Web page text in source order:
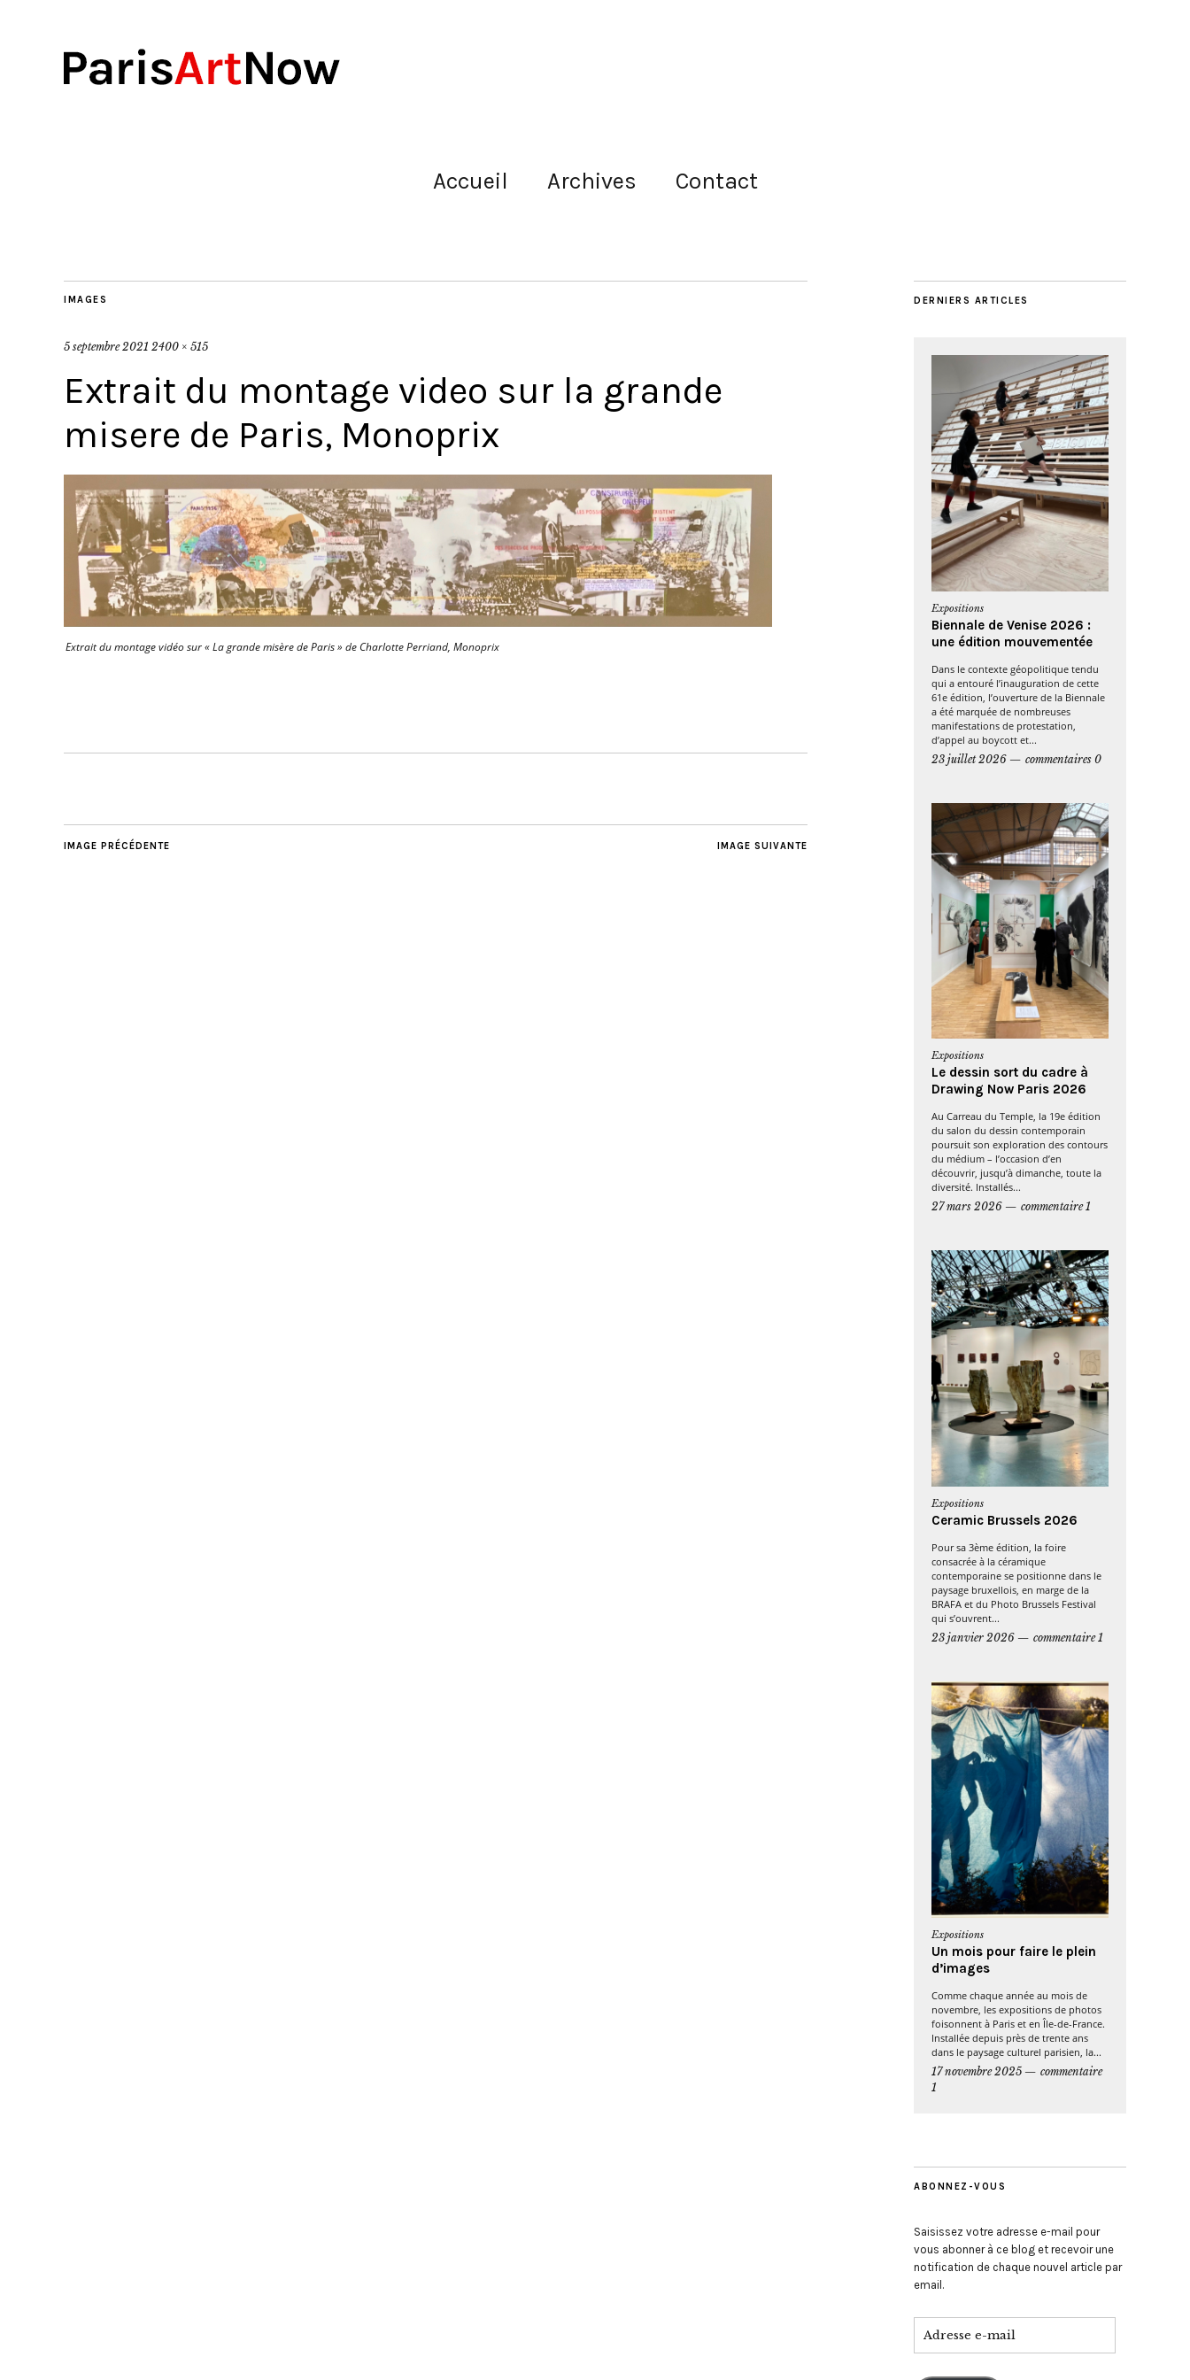
Accueil Archives Contact
IMAGES
5 septembre 2021 2400 × 515
Extrait du montage video sur la grande
misere de Paris, Monoprix
Extrait du montage vidéo sur « La grande misère de Paris » de Charlotte Perriand, Monoprix
IMAGE SUIVANTE
IMAGE PRÉCÉDENTE
DERNIERS ARTICLES
Expositions
Biennale de Venise 2026 :
une édition mouvementée
Dans le contexte géopolitique tendu
qui a entouré l’inauguration de cette
61e édition, l’ouverture de la Biennale
a été marquée de nombreuses
manifestations de protestation,
d’appel au boycott et...
23 juillet 2026
commentaires 0
Expositions
Le dessin sort du cadre à
Drawing Now Paris 2026
Au Carreau du Temple, la 19e édition
du salon du dessin contemporain
poursuit son exploration des contours
du médium – l’occasion d’en
découvrir, jusqu’à dimanche, toute la
diversité. Installés...
27 mars 2026
commentaire 1
Expositions
Ceramic Brussels 2026
Pour sa 3ème édition, la foire
consacrée à la céramique
contemporaine se positionne dans le
paysage bruxellois, en marge de la
BRAFA et du Photo Brussels Festival
qui s’ouvrent...
23 janvier 2026
commentaire 1
Expositions
Un mois pour faire le plein
d’images
Comme chaque année au mois de
novembre, les expositions de photos
foisonnent à Paris et en Île-de-France.
Installée depuis près de trente ans
dans le paysage culturel parisien, la...
17 novembre 2025
commentaire
1
ABONNEZ-VOUS
Saisissez votre adresse e-mail pour
vous abonner à ce blog et recevoir une
notification de chaque nouvel article par
email.